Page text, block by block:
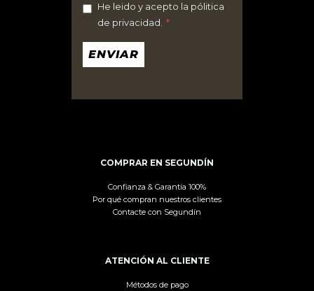
página
producto
He leido y acepto la pólitica
de privacidad. *
ENVIAR
COMPRAR EN SEGUNDÍN
Confianza & Garantía 100%
Por qué compran nuestros clientes
Contacte con Segundín
ATENCIÓN AL CLIENTE
Métodos de pago